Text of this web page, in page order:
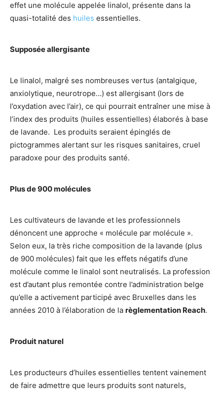
effet une molécule appelée linalol, présente dans la
quasi-totalité des huiles essentielles.
Supposée allergisante
Le linalol, malgré ses nombreuses vertus (antalgique,
anxiolytique, neurotrope…) est allergisant (lors de
l’oxydation avec l’air), ce qui pourrait entraîner une mise à
l’index des produits (huiles essentielles) élaborés à base
de lavande. Les produits seraient épinglés de
pictogrammes alertant sur les risques sanitaires, cruel
paradoxe pour des produits santé.
Plus de 900 molécules
Les cultivateurs de lavande et les professionnels
dénoncent une approche « molécule par molécule ».
Selon eux, la très riche composition de la lavande (plus
de 900 molécules) fait que les effets négatifs d’une
molécule comme le linalol sont neutralisés. La profession
est d’autant plus remontée contre l’administration belge
qu’elle a activement participé avec Bruxelles dans les
années 2010 à l’élaboration de la règlementation Reach.
Produit naturel
Les producteurs d’huiles essentielles tentent vainement
de faire admettre que leurs produits sont naturels,